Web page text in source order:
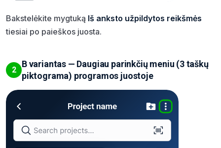
Bakstelėkite mygtuką Iš anksto užpildytos reikšmės
tiesiai po paieškos juosta.
2
B variantas — Daugiau parinkčių meniu (3 taškų
piktograma) programos juostoje